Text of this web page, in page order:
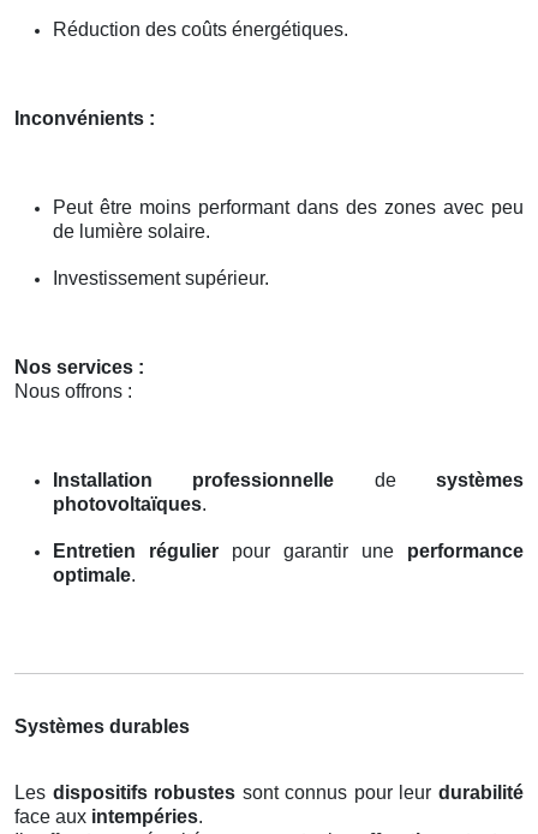
Réduction des coûts énergétiques.
Inconvénients :
Peut être moins performant dans des zones avec peu
de lumière solaire.
Investissement supérieur.
Nos services :
Nous offrons :
Installation professionnelle desystèmes
photovoltaïques.
Entretien régulier pour garantir une performance
optimale.
Systèmes durables
Les dispositifs robustes sont connus pour leurdurabilité
face aux intempéries.